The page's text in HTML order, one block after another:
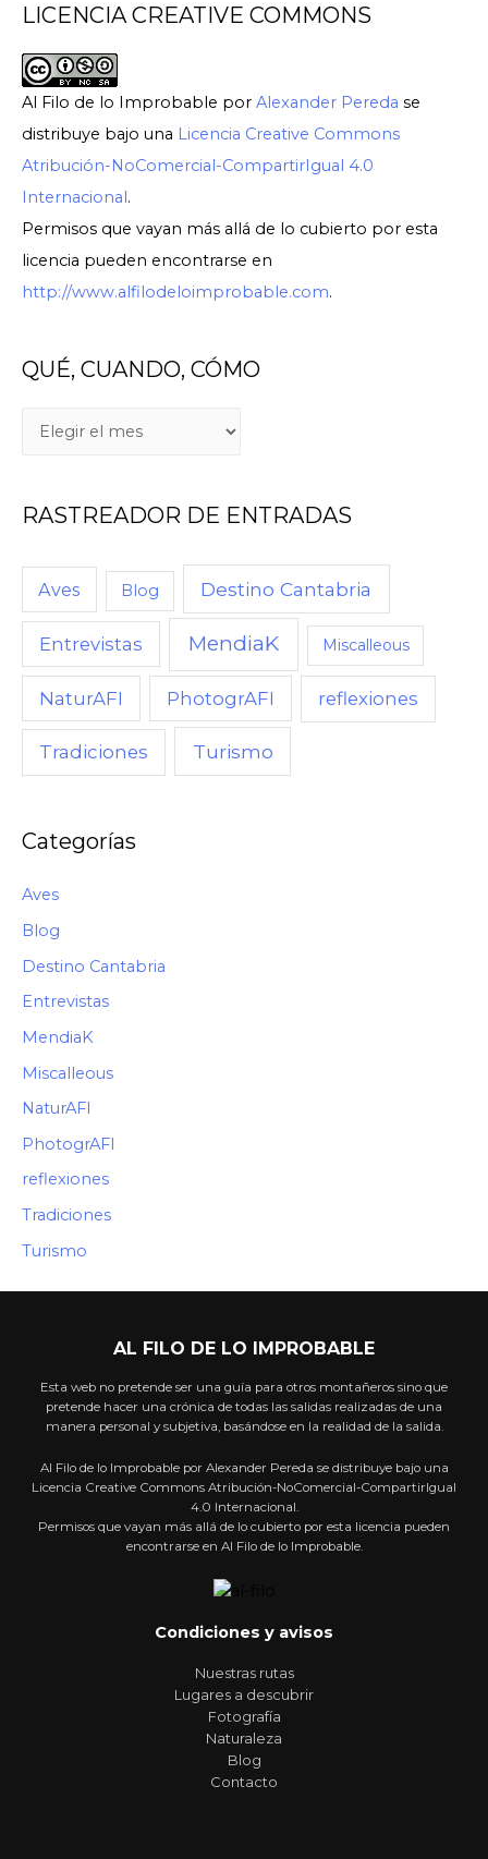
LICENCIA CREATIVE COMMONS
Al Filo de lo Improbable por Alexander Pereda se
distribuye bajo una Licencia Creative Commons
Atribución-NoComercial-CompartirIgual 4.0
Internacional.
Permisos que vayan más allá de lo cubierto por esta
licencia pueden encontrarse en
http://www.alfilodeloimprobable.com.
QUÉ, CUANDO, CÓMO
A
D
M
RASTREADOR DE ENTRADAS
Aves Blog Destino Cantabria
Entrevistas MendiaK Miscalleous
NaturAFI PhotogrAFI reflexiones
Tradiciones Turismo
Categorías
Aves
Blog
Destino Cantabria
Entrevistas
MendiaK
Miscalleous
NaturAFI
PhotogrAFI
reflexiones
Tradiciones
Turismo
AL FILO DE LO IMPROBABLE
Esta web no pretende ser una guía para otros montañeros sino que
pretende hacer una crónica de todas las salidas realizadas de una
manera personal y subjetiva, basándose en la realidad de la salida.
Al Filo de lo Improbable por Alexander Pereda se distribuye bajo una
Licencia Creative Commons Atribución-NoComercial-CompartirIgual
4.0 Internacional.
Permisos que vayan más allá de lo cubierto por esta licencia pueden
encontrarse en Al Filo de lo Improbable.
Condiciones y avisos
Nuestras rutas
Lugares a descubrir
Fotografía
Naturaleza
Blog
Contacto